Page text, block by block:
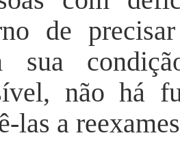
de
sua
não há
las a